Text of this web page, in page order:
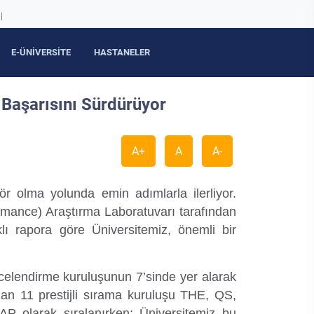
|
E-ÜNİVERSİTE HASTANELER
Sürdürüyor
A+ A A-
olma yolunda emin adımlarla ilerliyor.
Araştırma Laboratuvarı tarafından
rapora göre Üniversitemiz, önemli bir
kuruluşunun 7’sinde yer alarak
11 prestijli sırama kuruluşu THE, QS,